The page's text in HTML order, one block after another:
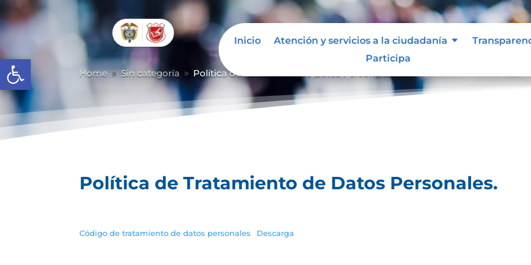
Abrir barra de herramientas
Inicio Atención y servicios a la ciudadanía
Participa
Home 9 Sin categoría 9 Política de Tratamiento de Datos Personales.
Política de Tratamiento de Datos Personales.
Código de tratamiento de datos personales Descarga